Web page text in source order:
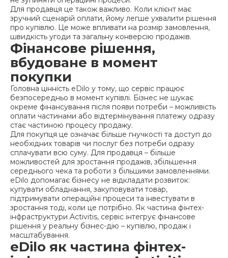
Для продавця це також важливо. Коли клієнт має
зручний сценарій оплати, йому легше ухвалити рішення
про купівлю. Це може впливати на розмір замовлення,
швидкість угоди та загальну конверсію продажів.
Фінансове рішення,
вбудоване в момент
покупки
Головна цінність eDilo у тому, що сервіс працює
безпосередньо в момент купівлі. Бізнес не шукає
окреме фінансування після появи потреби – можливість
оплати частинами або відтермінування платежу одразу
стає частиною процесу продажу.
Для покупця це означає більше гнучкості та доступ до
необхідних товарів чи послуг без потреби одразу
сплачувати всю суму. Для продавця – більше
можливостей для зростання продажів, збільшення
середнього чека та роботи з більшими замовленнями.
eDilo допомагає бізнесу не відкладати розвиток:
купувати обладнання, закуповувати товар,
підтримувати операційні процеси та інвестувати в
зростання тоді, коли це потрібно. Як частина фінтех-
інфраструктури Activitis, сервіс інтегрує фінансове
рішення у реальну бізнес-дію – купівлю, продаж і
масштабування.
eDilo як частина фінтех-